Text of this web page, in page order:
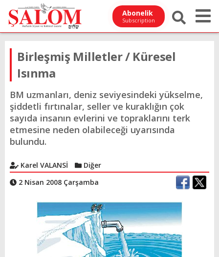
Abonelik
Subscription
Birleşmiş Milletler / Küresel
Isınma
BM uzmanları, deniz seviyesindeki yükselme,
şiddetli fırtınalar, seller ve kuraklığın çok
sayıda insanın evlerini ve topraklarını terk
etmesine neden olabileceği uyarısında
bulundu.
Karel VALANSİ
Diğer
2 Nisan 2008 Çarşamba